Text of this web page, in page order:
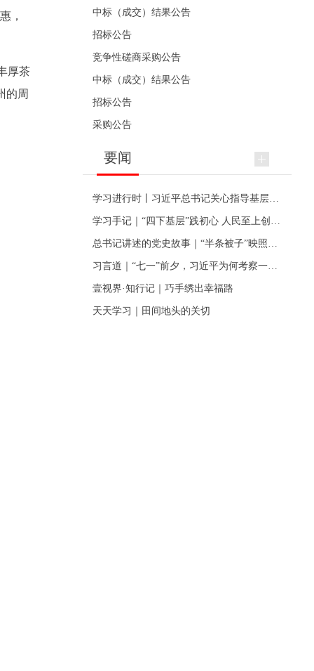
，
厚茶
的周
中标（成交）结果公告
招标公告
竞争性磋商采购公告
中标（成交）结果公告
招标公告
采购公告
要闻
壹视界·知行记｜巧手绣出幸福路
天天学习｜田间地头的关切